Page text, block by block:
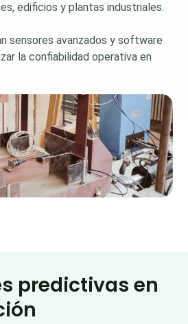
edificios y plantas industriales.
sensores avanzados y software
la confiabilidad operativa en
predictivas en